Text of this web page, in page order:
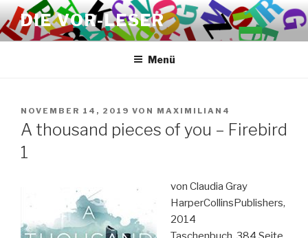
Zum
Inhalt
springen
DIE VOR-LESER
Menü
VERÖFFENTLICHT
AM
NOVEMBER 14, 2019 VON MAXIMILIAN4
A thousand pieces of you – Firebird
1
von Claudia Gray
HarperCollinsPublishers,
2014